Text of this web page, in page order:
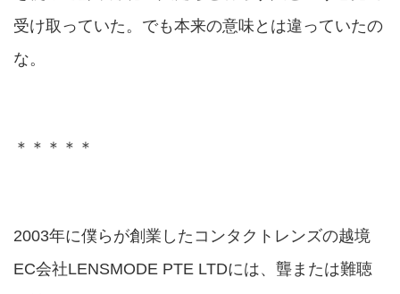
受け取っていた。でも本来の意味とは違っていたの
な。
＊＊＊＊＊
2003年に僕らが創業したコンタクトレンズの越境
EC会社LENSMODE PTE LTDには、聾または難聴